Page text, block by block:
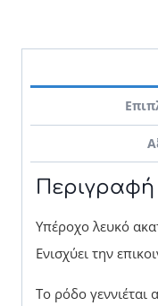
Περιγραφή
Υπέροχο λευκό
Ενισχύει την
Το ρόδο